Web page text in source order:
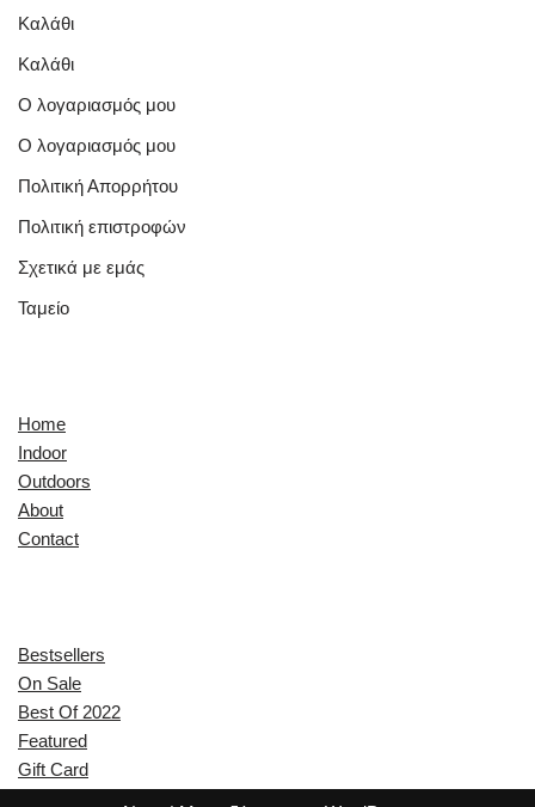
Καλάθι
Καλάθι
Ο λογαριασμός μου
Ο λογαριασμός μου
Πολιτική Απορρήτου
Πολιτική επιστροφών
Σχετικά με εμάς
Ταμείο
Home
Indoor
Outdoors
About
Contact
Bestsellers
On Sale
Best Of 2022
Featured
Gift Card